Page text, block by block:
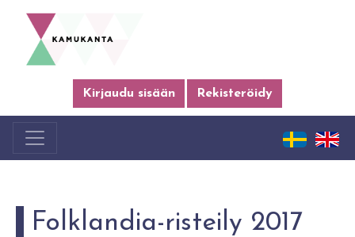
Kirjaudu sisään Rekisteröidy
Folklandia-risteily 2017